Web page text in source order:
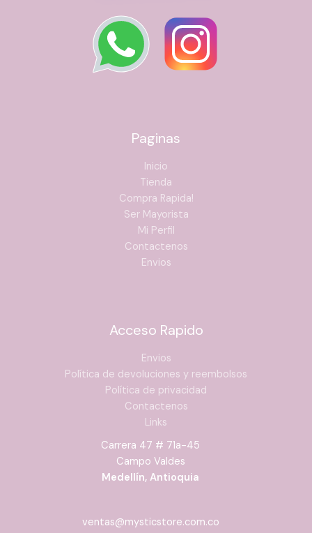
Paginas
Inicio
Tienda
Compra Rapida!
Ser Mayorista
Mi Perfil
Contactenos
Envios
Acceso Rapido
Envios
Política de devoluciones y reembolsos
Política de privacidad
Contactenos
Links
Carrera 47 # 71a-45
Campo Valdes
Medellín, Antioquia
ventas@mysticstore.com.co